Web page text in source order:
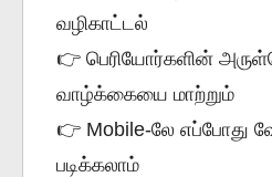
வழிகாட்டல்
👉 பெரியோர்களின்
வாழ்க்கையை மாற்றும்
👉 Mobile-லே எப்போது
படிக்கலாம்